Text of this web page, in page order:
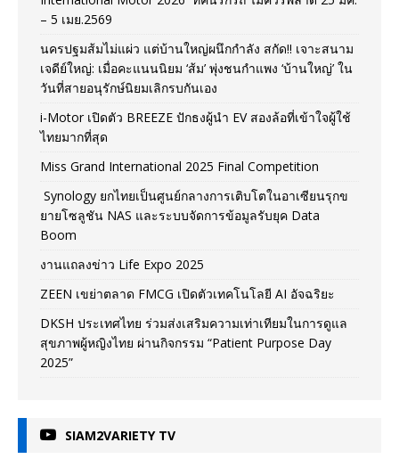
– 5 เมย.2569
นครปฐมส้มไม่แผ่ว แต่บ้านใหญ่ผนึกกำลัง สกัด!! เจาะสนาม
เจดีย์ใหญ่: เมื่อคะแนนนิยม ‘ส้ม’ พุ่งชนกำแพง ‘บ้านใหญ่’ ใน
วันที่สายอนุรักษ์นิยมเลิกรบกันเอง
i-Motor เปิดตัว BREEZE ปักธงผู้นำ EV สองล้อที่เข้าใจผู้ใช้
ไทยมากที่สุด
Miss Grand International 2025 Final Competition
Synology ยกไทยเป็นศูนย์กลางการเติบโตในอาเซียนรุกข
ยายโซลูชัน NAS และระบบจัดการข้อมูลรับยุค Data
Boom
งานแถลงข่าว Life Expo 2025
ZEEN เขย่าตลาด FMCG เปิดตัวเทคโนโลยี AI อัจฉริยะ
DKSH ประเทศไทย ร่วมส่งเสริมความเท่าเทียมในการดูแล
สุขภาพผู้หญิงไทย ผ่านกิจกรรม “Patient Purpose Day
2025”
SIAM2VARIETY TV